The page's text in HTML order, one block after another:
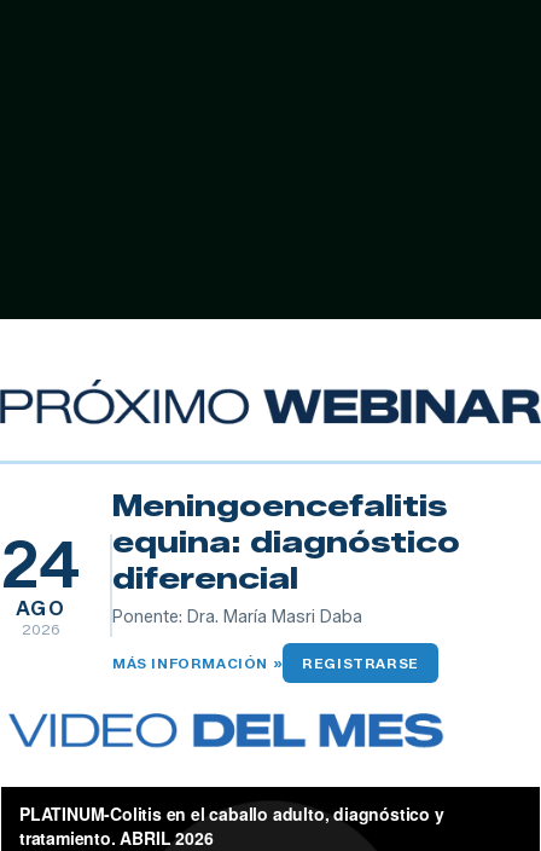
24
AGO
2026
Meningoencefalitis
equina: diagnóstico
diferencial
Ponente: Dra. María Masri Daba
MÁS INFORMACIÓN » REGISTRARSE